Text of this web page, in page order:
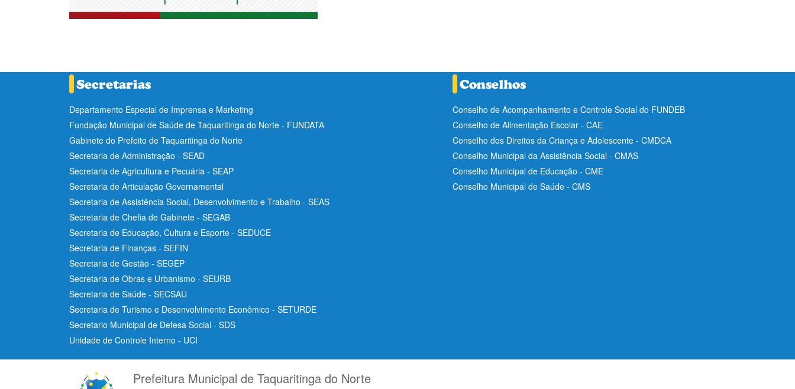
Departamento Especial de Imprensa e Marketing
Fundação Municipal de Saúde de Taquaritinga do Norte - FUNDATA
Gabinete do Prefeito de Taquaritinga do Norte
Secretaria de Administração - SEAD
Secretaria de Agricultura e Pecuária - SEAP
Secretaria de Articulação Governamental
Secretaria de Assistência Social, Desenvolvimento e Trabalho - SEAS
Secretaria de Chefia de Gabinete - SEGAB
Secretaria de Educação, Cultura e Esporte - SEDUCE
Secretaria de Finanças - SEFIN
Secretaria de Gestão - SEGEP
Secretaria de Obras e Urbanismo - SEURB
Secretaria de Saúde - SECSAU
Secretaria de Turismo e Desenvolvimento Econômico - SETURDE
Secretario Municipal de Defesa Social - SDS
Unidade de Controle Interno - UCI
Conselho de Acompanhamento e Controle Social do FUNDEB
Conselho de Alimentação Escolar - CAE
Conselho dos Direitos da Criança e Adolescente - CMDCA
Conselho Municipal da Assistência Social - CMAS
Conselho Municipal de Educação - CME
Conselho Municipal de Saúde - CMS
Prefeitura Municipal de Taquaritinga do Norte